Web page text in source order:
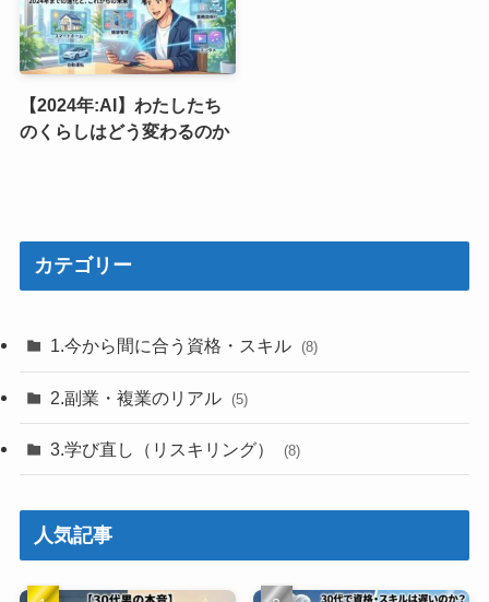
【2024年:AI】わたしたち
のくらしはどう変わるのか
カテゴリー
1.今から間に合う資格・スキル (8)
2.副業・複業のリアル (5)
3.学び直し（リスキリング） (8)
人気記事